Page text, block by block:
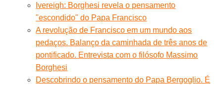
Ivereigh: Borghesi revela o pensamento
"escondido" do Papa Francisco
A revolução de Francisco em um mundo aos
pedaços. Balanço da caminhada de três anos de
pontificado. Entrevista com o filósofo Massimo
Borghesi
Descobrindo o pensamento do Papa Bergoglio. É